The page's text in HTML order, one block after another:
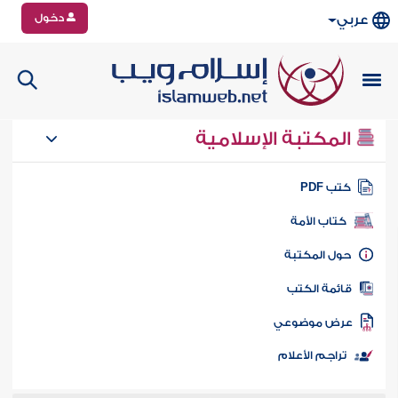
عربي دخول
المكتبة الإسلامية
كتب PDF
كتاب الأمة
المكتبة
الكتب
موضوعي